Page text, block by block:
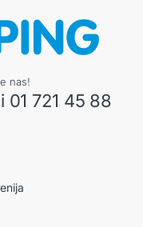
nas!
01 721 45 88